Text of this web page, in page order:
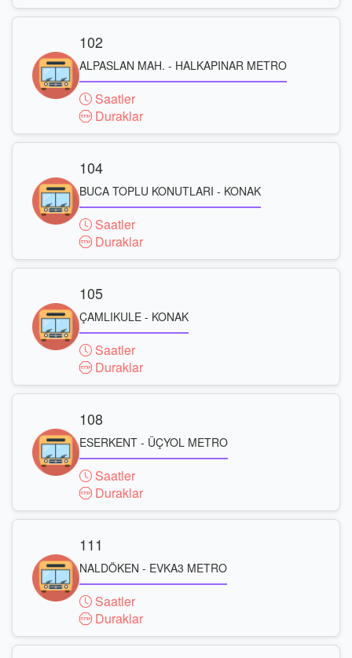
102
ALPASLAN MAH. - HALKAPINAR METRO
Saatler
Duraklar
104
BUCA TOPLU KONUTLARI - KONAK
Saatler
Duraklar
105
ÇAMLIKULE - KONAK
Saatler
Duraklar
108
ESERKENT - ÜÇYOL METRO
Saatler
Duraklar
111
NALDÖKEN - EVKA3 METRO
Saatler
Duraklar